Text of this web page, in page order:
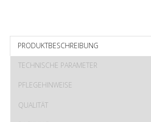
PRODUKTBESCHREIBUNG
TECHNISCHE PARAMETER
PFLEGEHINWEISE
QUALITÄT